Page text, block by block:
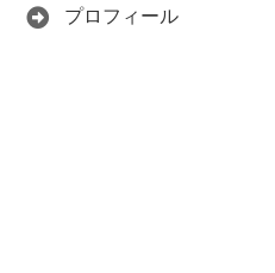
プロフィール